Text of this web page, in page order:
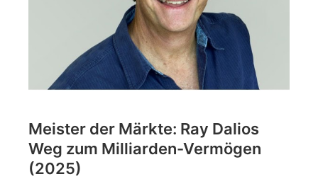
Meister der Märkte: Ray Dalios
Weg zum Milliarden-Vermögen
(2025)